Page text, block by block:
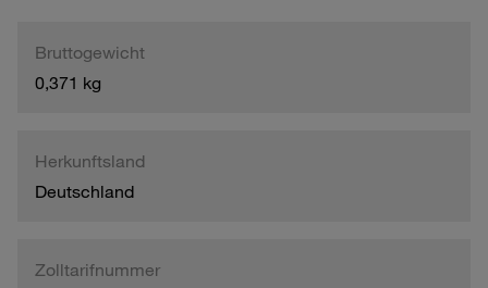
Bruttogewicht
0,371 kg
Herkunftsland
Deutschland
Zolltarifnummer